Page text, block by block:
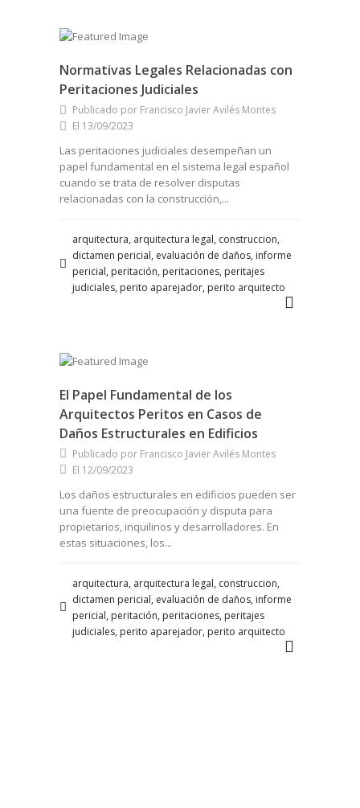
Normativas Legales Relacionadas con
Peritaciones Judiciales
Publicado por Francisco Javier Avilés Montes
El 13/09/2023
Las peritaciones judiciales desempeñan un
papel fundamental en el sistema legal español
cuando se trata de resolver disputas
relacionadas con la construcción,...
arquitectura, arquitectura legal, construccion,
dictamen pericial, evaluación de daños, informe
pericial, peritación, peritaciones, peritajes
judiciales, perito aparejador, perito arquitecto
El Papel Fundamental de los
Arquitectos Peritos en Casos de
Daños Estructurales en Edificios
Publicado por Francisco Javier Avilés Montes
El 12/09/2023
Los daños estructurales en edificios pueden ser
una fuente de preocupación y disputa para
propietarios, inquilinos y desarrolladores. En
estas situaciones, los...
arquitectura, arquitectura legal, construccion,
dictamen pericial, evaluación de daños, informe
pericial, peritación, peritaciones, peritajes
judiciales, perito aparejador, perito arquitecto